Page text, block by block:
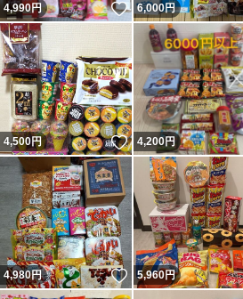
4,990円 いいね！
6,000円
4,500円 いいね！
4,200円
4,980円 いいね！
5,960円